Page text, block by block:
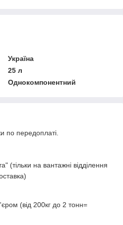
Україна
25 л
Однокомпонентний
по передоплаті.
(тільки на вантажні відділення
(від 200кг до 2 тонн=